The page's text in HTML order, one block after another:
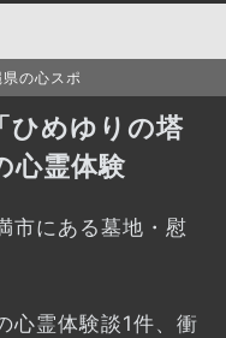
の心スポ
ひめゆりの塔
心霊体験
市にある墓地・慰
心霊体験談1件、衝